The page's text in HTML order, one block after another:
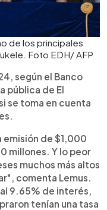
de los principales
Foto EDH/ AFP
según el Banco
pública de El
se toma en cuenta
emisión de $1,000
millones. Y lo peor
muchos más altos
comenta Lemus.
9.65% de interés,
tenían una tasa